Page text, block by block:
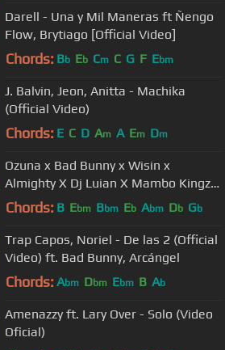
Darell - Una y Mil Maneras ft Ñengo
Flow, Brytiago [Official Video]
Chords: Bb Eb Cm C G F Ebm
J. Balvin, Jeon, Anitta - Machika
(Official Video)
Chords: E C D Am A Em Dm
Ozuna x Bad Bunny x Wisin x
Almighty X Dj Luian X Mambo Kingz -
Solita
Chords: B Ebm Bbm Eb Abm Db Gb
Trap Capos, Noriel - De las 2 (Official
Video) ft. Bad Bunny, Arcángel
Chords: Abm Dbm Ebm B Ab
Amenazzy ft. Lary Over - Solo (Video
Oficial)